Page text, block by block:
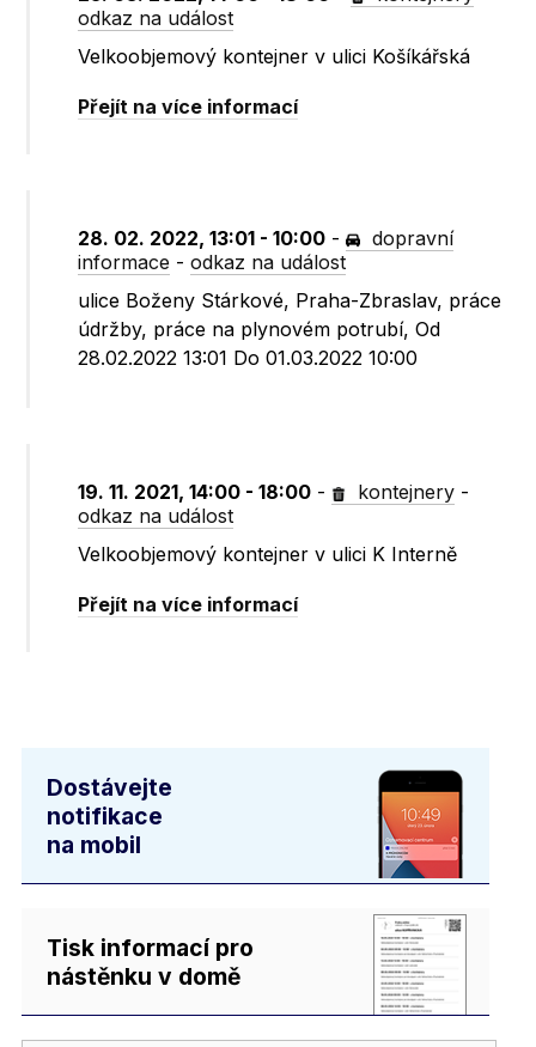
odkaz na událost
Velkoobjemový kontejner v ulici Košíkářská
Přejít na více informací
28. 02. 2022, 13:01 - 10:00 -
dopravní
informace -odkaz na událost
ulice Boženy Stárkové, Praha-Zbraslav, práce
údržby, práce na plynovém potrubí, Od
28.02.2022 13:01 Do 01.03.2022 10:00
19. 11. 2021, 14:00 - 18:00 - kontejnery -
odkaz na událost
Velkoobjemový kontejner v ulici K Interně
Přejít na více informací
Dostávejte
notifikace
na mobil
Tisk informací pro
nástěnku v domě